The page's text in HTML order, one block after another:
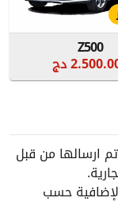
Z500
دج
ارسالها من قبل
حسب